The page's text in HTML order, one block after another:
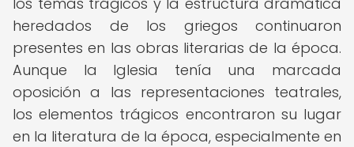
heredados de los griegos continuaron
presentes en las obras literarias de la época.
Aunque la Iglesia tenía una marcada
oposición a las representaciones teatrales,
los elementos trágicos encontraron su lugar
en la literatura de la época, especialmente en